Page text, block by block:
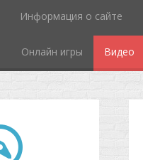
Информация о сайте
Онлайн игры Видео